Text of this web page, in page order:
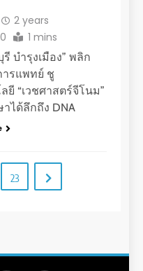
2 years
0 1 mins
รี บำรุงเมือง” พลิก
รแพทย์ ชู
ยี “เวชศาสตร์จีโนม”
ได้ลึกถึง DNA
23